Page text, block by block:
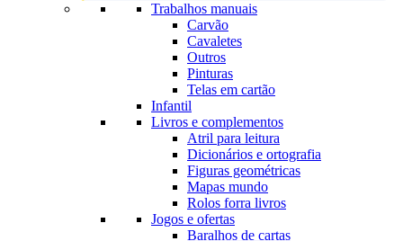
Trabalhos manuais
Carvão
Cavaletes
Outros
Pinturas
Telas em cartão
Infantil
Livros e complementos
Atril para leitura
Dicionários e ortografia
Figuras geométricas
Mapas mundo
Rolos forra livros
Jogos e ofertas
Baralhos de cartas